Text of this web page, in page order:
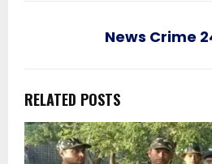
News Crime
RELATED POSTS